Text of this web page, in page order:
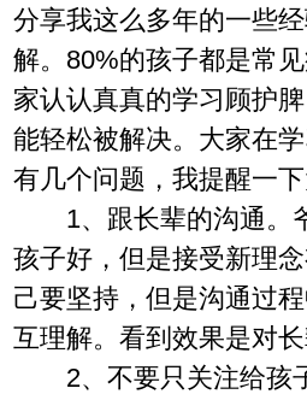
分享我这么多年的一些
解。80%的孩子都是常
家认认真真的学习顾护
能轻松被解决。大家在
有几个问题，我提醒一下
1、跟长辈的沟通。
孩子好，但是接受新理
己要坚持，但是沟通过
互理解。看到效果是对长
2、不要只关注给孩